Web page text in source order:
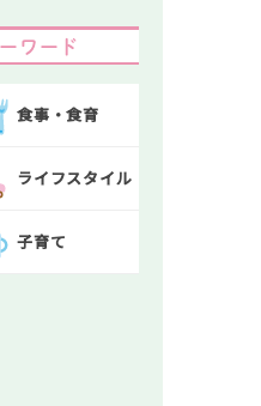
ワード
食事・食育
ライフスタイル
子育て